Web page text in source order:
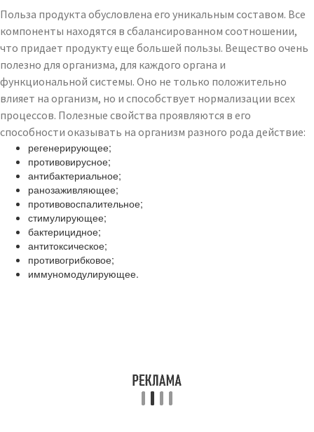
Польза продукта обусловлена его уникальным составом. Все
компоненты находятся в сбалансированном соотношении,
что придает продукту еще большей пользы. Вещество очень
полезно для организма, для каждого органа и
функциональной системы. Оно не только положительно
влияет на организм, но и способствует нормализации всех
процессов. Полезные свойства проявляются в его
способности оказывать на организм разного рода действие:
регенерирующее;
противовирусное;
антибактериальное;
ранозаживляющее;
противовоспалительное;
стимулирующее;
бактерицидное;
антитоксическое;
противогрибковое;
иммуномодулирующее.